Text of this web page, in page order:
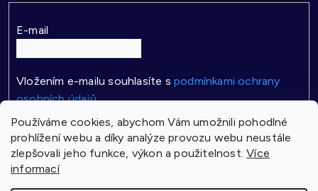
Používáme cookies, abychom Vám umožnili pohodlné
prohlížení webu a díky analýze provozu webu neustále
zlepšovali jeho funkce, výkon a použitelnost.Více
informací
E-mail
Vložením e-mailu souhlasíte s podmínkami ochrany
osobních údajů
PŘIHLÁSIT SE